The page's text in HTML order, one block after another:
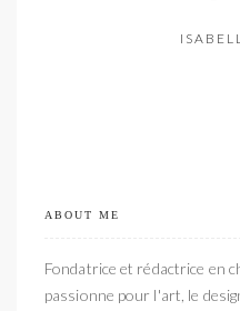
ABOUT ME
Fondatrice et rédactrice en
passionne pour l'art, le